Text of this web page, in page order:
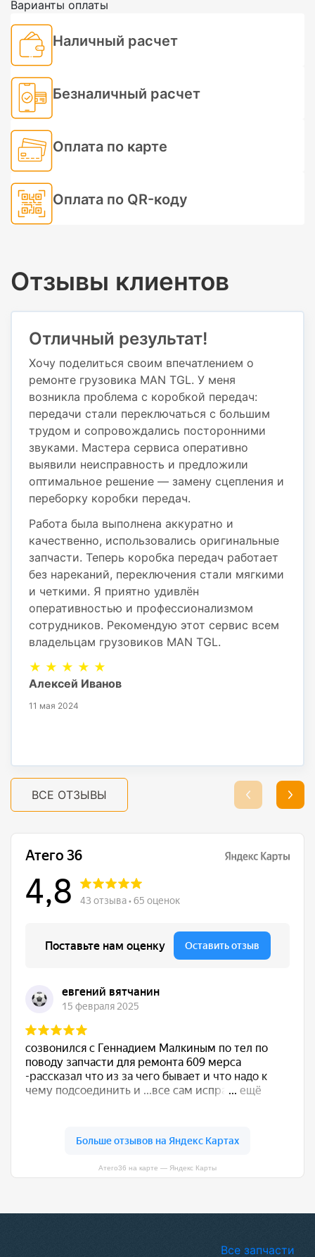
Варианты оплаты
Наличный расчет
Безналичный расчет
Оплата по карте
Оплата по QR-коду
Отзывы клиентов
Отличный результат!
Хочу поделиться своим впечатлением о
ремонте грузовика MAN TGL. У меня
возникла проблема с коробкой передач:
передачи стали переключаться с большим
трудом и сопровождались посторонними
звуками. Мастера сервиса оперативно
выявили неисправность и предложили
оптимальное решение — замену сцепления и
переборку коробки передач.
Работа была выполнена аккуратно и
качественно, использовались оригинальные
запчасти. Теперь коробка передач работает
без нареканий, переключения стали мягкими
и четкими. Я приятно удивлён
оперативностью и профессионализмом
сотрудников. Рекомендую этот сервис всем
владельцам грузовиков MAN TGL.
★ ★ ★ ★ ★
Алексей Иванов
11 мая 2024
ВСЕ ОТЗЫВЫ
Атего36 на карте — Яндекс Карты
Все запчасти